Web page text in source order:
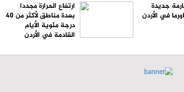
جديدة
في الأردن
ارتفاع الحرارة مجددا
بعدة مناطق لأكثر من 40
درجة مئوية الأيام
القادمة في الأردن